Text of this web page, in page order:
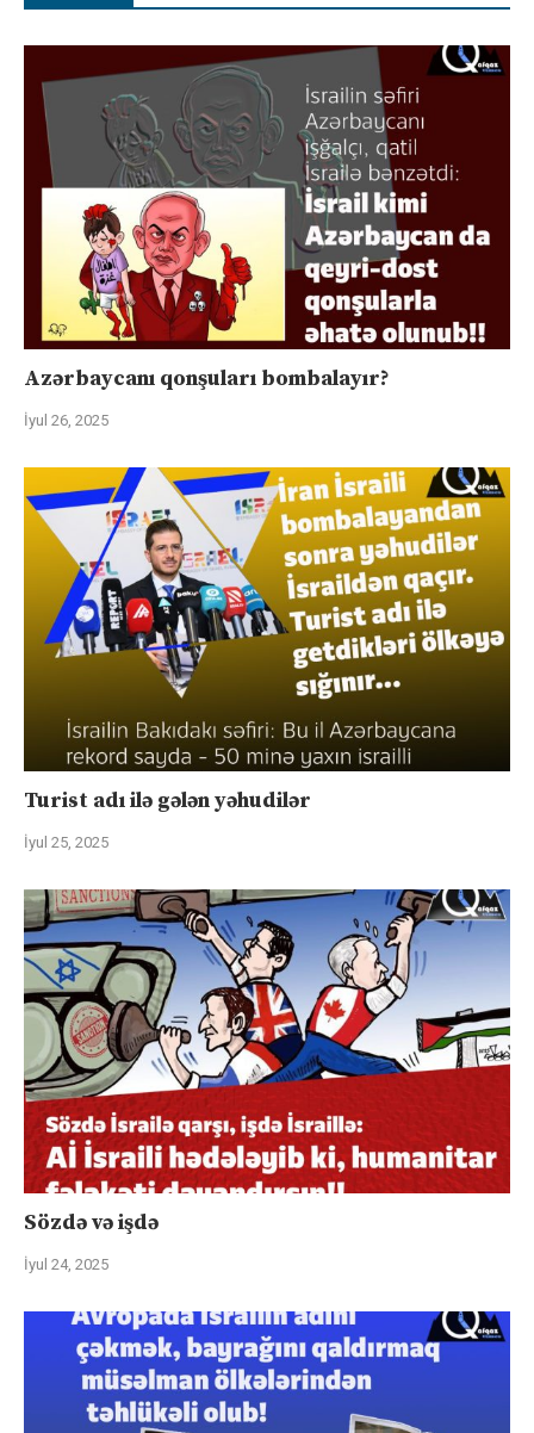
Azərbaycanı qonşuları bombalayır?
İyul 26, 2025
Turist adı ilə gələn yəhudilər
İyul 25, 2025
Sözdə və işdə
İyul 24, 2025